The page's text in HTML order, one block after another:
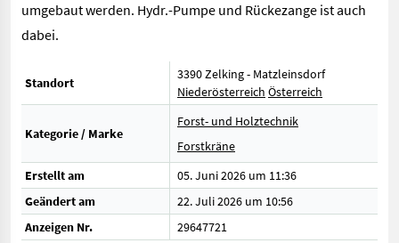
umgebaut werden. Hydr.-Pumpe und Rückezange ist auch
dabei.
Standort
3390 Zelking - Matzleinsdorf
Niederösterreich Österreich
Kategorie / Marke
Forst- und Holztechnik
Forstkräne
Erstellt am
05. Juni 2026 um 11:36
Geändert am
22. Juli 2026 um 10:56
Anzeigen Nr.
29647721